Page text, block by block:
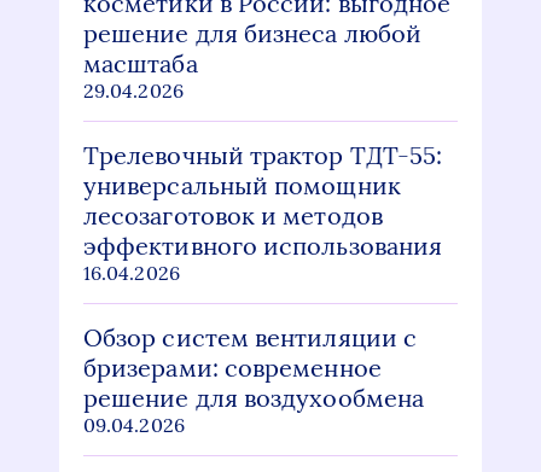
решение для бизнеса любой
масштаба
29.04.2026
Трелевочный трактор ТДТ-55:
универсальный помощник
лесозаготовок и методов
эффективного использования
16.04.2026
Обзор систем вентиляции с
бризерами: современное
решение для воздухообмена
09.04.2026